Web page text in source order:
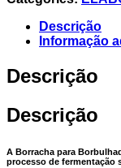
Descrição
Informação
Descrição
Descrição
A Borracha para
processo de fermentação